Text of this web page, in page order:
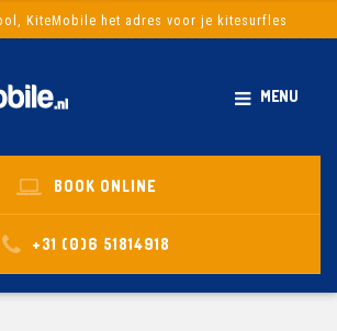
KiteMobile het adres voor je kitesurfles
MENU
BOOK ONLINE
+31 (0)6 51814918